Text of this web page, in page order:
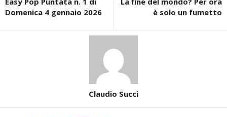
Domenica 4 gennaio 2026
è solo un fumetto
Claudio Succi